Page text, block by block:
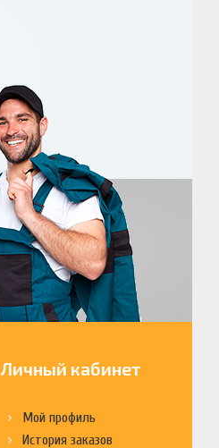
Личный кабинет
Мой профиль
История заказов